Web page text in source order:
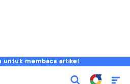
untuk membaca artikel